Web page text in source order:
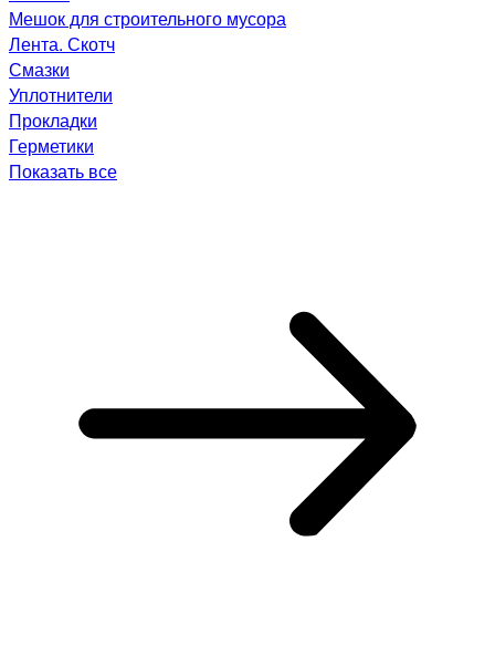
Мешок для строительного мусора
Лента. Скотч
Смазки
Уплотнители
Прокладки
Герметики
Показать все